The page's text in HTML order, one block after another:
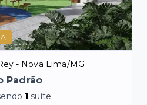
- Nova Lima/MG
Padrão
1 suíte